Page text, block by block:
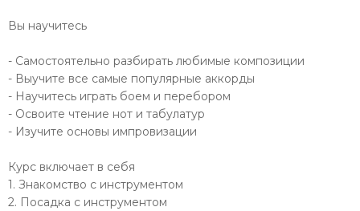
Вы научитесь
- Самостоятельно разбирать любимые композиции
- Выучите все самые популярные аккорды
- Научитесь играть боем и перебором
- Освоите чтение нот и табулатур
- Изучите основы импровизации
Курс включает в себя
1. Знакомство с инструментом
2. Посадка с инструментом